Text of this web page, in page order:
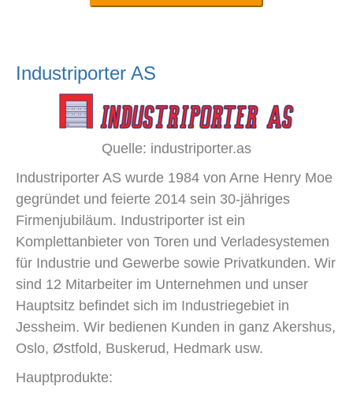
Industriporter AS
Quelle: industriporter.as
Industriporter AS wurde 1984 von Arne Henry Moe
gegründet und feierte 2014 sein 30-jähriges
Firmenjubiläum. Industriporter ist ein
Komplettanbieter von Toren und Verladesystemen
für Industrie und Gewerbe sowie Privatkunden. Wir
sind 12 Mitarbeiter im Unternehmen und unser
Hauptsitz befindet sich im Industriegebiet in
Jessheim. Wir bedienen Kunden in ganz Akershus,
Oslo, Østfold, Buskerud, Hedmark usw.
Hauptprodukte: